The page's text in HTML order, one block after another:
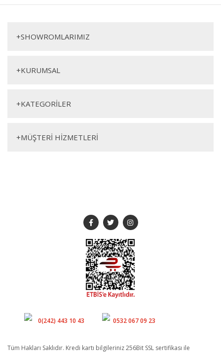
139-313 Sehpa Set
160cm
37cm
68cm
+SHOWROMLARIMIZ
+KURUMSAL
+KATEGORİLER
+MÜŞTERİ HİZMETLERİ
0(242) 443 10 43
0532 067 09 23
Tüm Hakları Saklıdır. Kredi kartı bilgileriniz 256Bit SSL sertifikası ile